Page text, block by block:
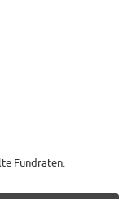
Fundraten.